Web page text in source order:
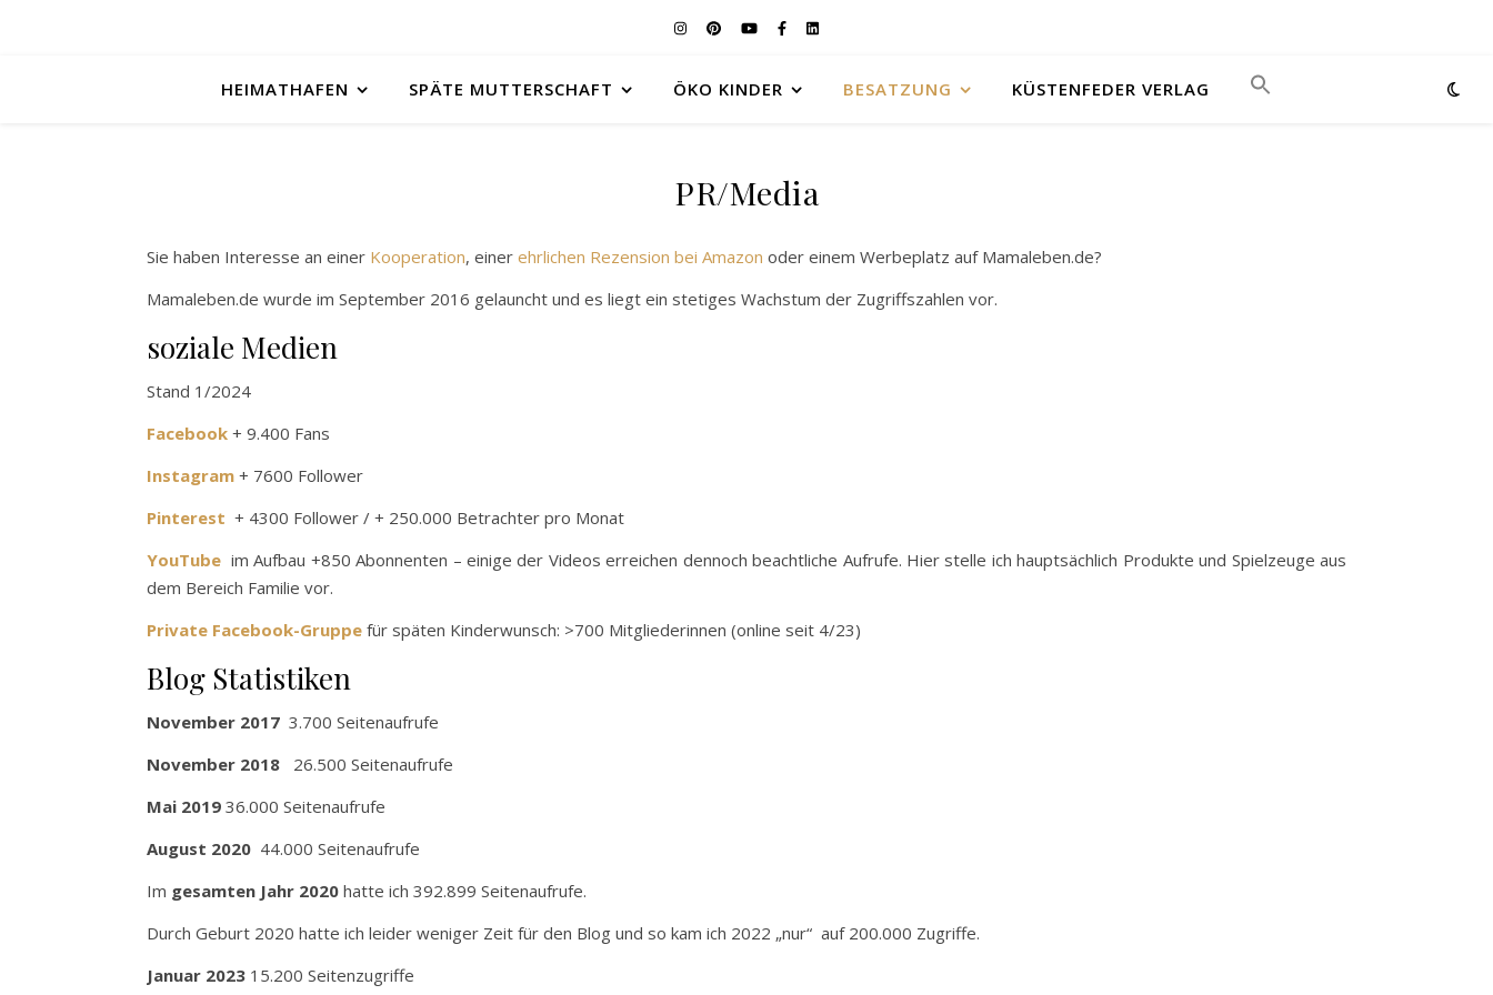
HEIMATHAFEN SPÄTE MUTTERSCHAFT ÖKO KINDER BESATZUNG KÜSTENFEDER VERLAG
PR/Media
Sie haben Interesse an einer Kooperation, einer ehrlichen Rezension bei Amazon oder einem Werbeplatz auf Mamaleben.de?
Mamaleben.de wurde im September 2016 gelauncht und es liegt ein stetiges Wachstum der Zugriffszahlen vor.
soziale Medien
Stand 1/2024
Facebook + 9.400 Fans
Instagram + 7600 Follower
Pinterest + 4300 Follower / + 250.000 Betrachter pro Monat
YouTube im Aufbau +850 Abonnenten – einige der Videos erreichen dennoch beachtliche Aufrufe. Hier stelle ich hauptsächlich Produkte und Spielzeuge aus
dem Bereich Familie vor.
Private Facebook-Gruppe für späten Kinderwunsch: >700 Mitgliederinnen (online seit 4/23)
Blog Statistiken
November 2017 3.700 Seitenaufrufe
November 2018
26.500 Seitenaufrufe
Mai 2019 36.000 Seitenaufrufe
August 2020 44.000 Seitenaufrufe
Im gesamten Jahr 2020 hatte ich 392.899 Seitenaufrufe.
Durch Geburt 2020 hatte ich leider weniger Zeit für den Blog und so kam ich 2022 „nur“ auf 200.000 Zugriffe.
Januar 2023 15.200 Seitenzugriffe